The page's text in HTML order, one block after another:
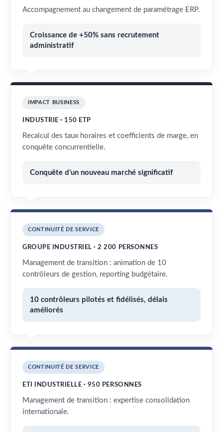
Accompagnement au changement de paramétrage ERP.
Croissance de +50% sans recrutement
administratif
IMPACT BUSINESS
INDUSTRIE · 150 ETP
Recalcul des taux horaires et coefficients de marge, en
conquête concurrentielle.
Conquête d’un nouveau marché significatif
CONTINUITÉ DE SERVICE
GROUPE INDUSTRIEL · 2 200 PERSONNES
Management de transition : animation de 10
contrôleurs de gestion, reporting budgétaire.
10 contrôleurs pilotés et fidélisés, délais
améliorés
CONTINUITÉ DE SERVICE
ETI INDUSTRIELLE · 950 PERSONNES
Management de transition : expertise consolidation
internationale.